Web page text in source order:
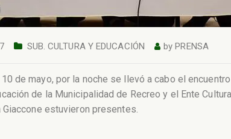
SUB. CULTURA Y EDUCACIÓN byPRENSA
de mayo, por la noche se llevó a cabo el
de la Municipalidad de Recreo y el Ente
Giaccone estuvieron presentes.